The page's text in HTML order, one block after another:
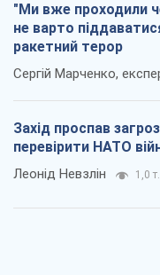
"Ми вже проходили
не варто
ракетний терор
Сергій Марченко,
Захід проспав
перевірити НАТО
Леонід Невзлін 1,0 т.